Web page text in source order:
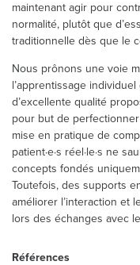
maintenant agir pour
normalité, plutôt que
traditionnelle dès que le
Nous prônons une voie
l’apprentissage
d’excellente qualité
pour but de
mise en pratique de
patient·e·s réel·le·s ne
concepts fondés
Toutefois, des supports
améliorer l’interaction et
lors des échanges avec
Références